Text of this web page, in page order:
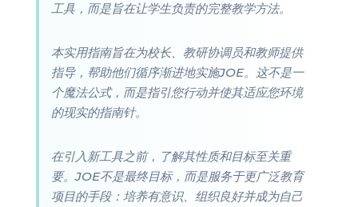
工具，而是旨在让学生负责的完整教学方法。
本实用指南旨在为校长、教研协调员和教师提供
指导，帮助他们循序渐进地实施JOE。这不是一
个魔法公式，而是指引您行动并使其适应您环境
的现实的指南针。
在引入新工具之前，了解其性质和目标至关重
要。JOE不是最终目标，而是服务于更广泛教育
项目的手段：培养有意识、组织良好并成为自己